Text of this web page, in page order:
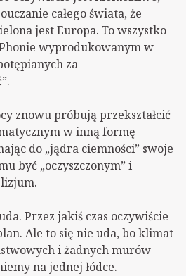
całego świata, że
jest Europa. To wszystko
wyprodukowanym w
za
znowu próbują przekształcić
w inną formę
do „jądra ciemności” swoje
być „oczyszczonym” i
Przez jakiś czas oczywiście
Ale to się nie uda, bo klimat
i żadnych murów
na jednej łódce.